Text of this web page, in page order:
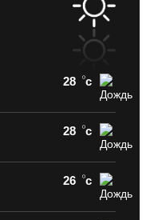
28 c
28 c
26 c